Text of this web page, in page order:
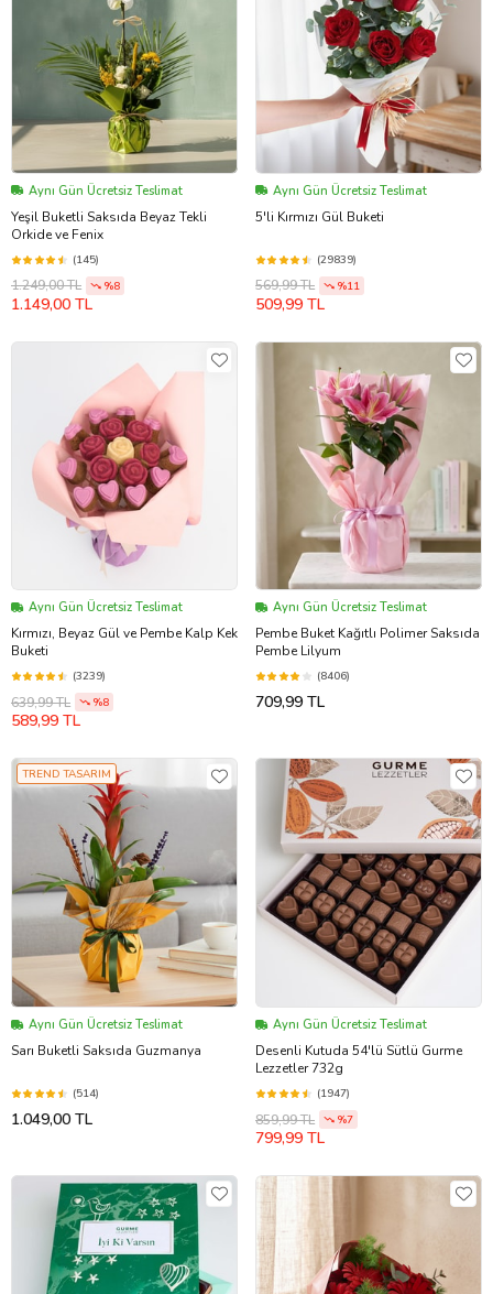
Aynı Gün Ücretsiz Teslimat
Yeşil Buketli Saksıda Beyaz Tekli
Orkide ve Fenix
(145)
1.249,00 TL %8
1.149,00 TL
Aynı Gün Ücretsiz Teslimat
5'li Kırmızı Gül Buketi
(29839)
569,99 TL %11
509,99 TL
Aynı Gün Ücretsiz Teslimat
Kırmızı, Beyaz Gül ve Pembe Kalp Kek
Buketi
(3239)
639,99 TL %8
589,99 TL
Aynı Gün Ücretsiz Teslimat
Pembe Buket Kağıtlı Polimer Saksıda
Pembe Lilyum
(8406)
709,99 TL
TREND TASARIM
Aynı Gün Ücretsiz Teslimat
Sarı Buketli Saksıda Guzmanya
(514)
1.049,00 TL
Aynı Gün Ücretsiz Teslimat
Desenli Kutuda 54'lü Sütlü Gurme
Lezzetler 732g
(1947)
859,99 TL %7
799,99 TL